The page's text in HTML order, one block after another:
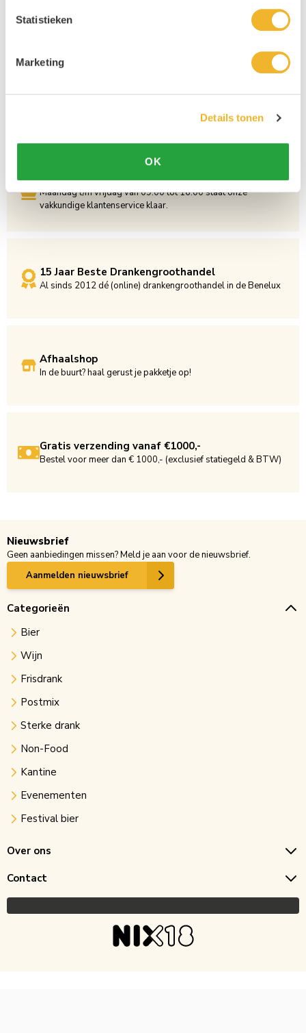
Statistieken
Marketing
Details tonen
OK
Persoonlijke klantenservice
Maandag t/m vrijdag van 09.00 tot 16.00 staat onze
vakkundige klantenservice klaar.
15 Jaar Beste Drankengroothandel
Al sinds 2012 dé (online) drankengroothandel in de Benelux
Afhaalshop
In de buurt? haal gerust je pakketje op!
Gratis verzending vanaf €1000,-
Bestel voor meer dan € 1000,- (exclusief statiegeld & BTW)
Nieuwsbrief
Geen aanbiedingen missen? Meld je aan voor de nieuwsbrief.
Aanmelden nieuwsbrief
Categorieën
Bier
Wijn
Frisdrank
Postmix
Sterke drank
Non-Food
Kantine
Evenementen
Festival bier
Over ons
Contact